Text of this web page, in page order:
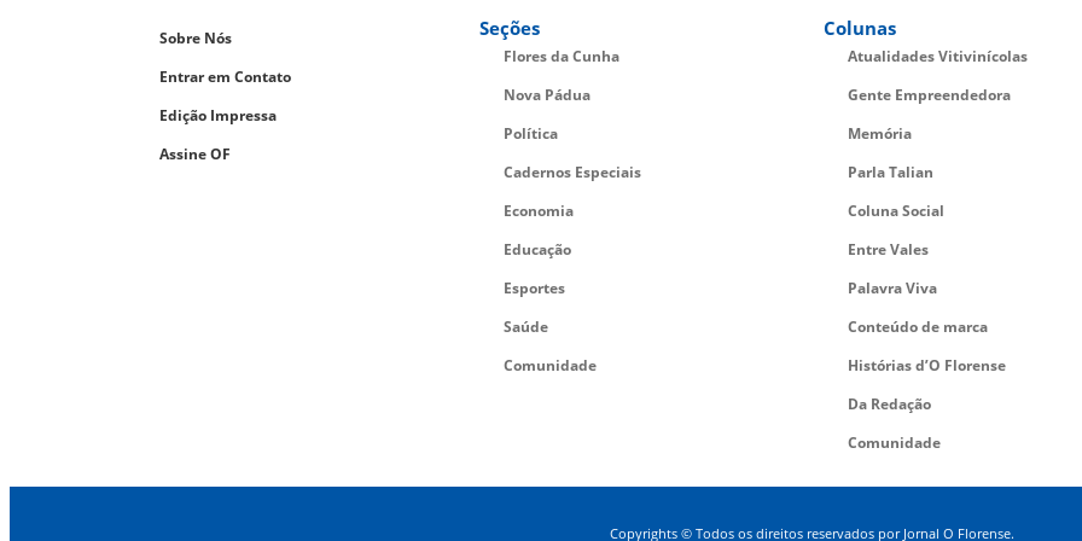
Sobre Nós
Entrar em Contato
Edição Impressa
Assine OF
Seções
Flores da Cunha
Nova Pádua
Política
Cadernos Especiais
Economia
Educação
Esportes
Saúde
Comunidade
Colunas
Atualidades Vitivinícolas
Gente Empreendedora
Memória
Parla Talian
Coluna Social
Entre Vales
Palavra Viva
Conteúdo de marca
Histórias d’O Florense
Da Redação
Comunidade
Copyrights © Todos os direitos reservados por Jornal O Florense.